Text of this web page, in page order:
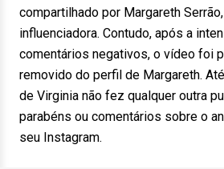
compartilhado por Margareth
influenciadora. Contudo, após a
comentários negativos, o vídeo foi
removido do perfil de Margareth.
de Virginia não fez qualquer outra
parabéns ou comentários sobre o
seu Instagram.